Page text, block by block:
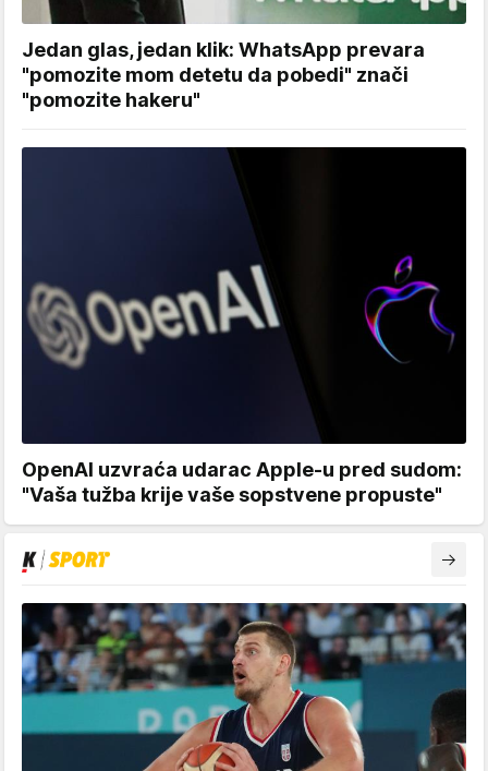
Jedan glas, jedan klik: WhatsApp prevara
"pomozite mom detetu da pobedi" znači
"pomozite hakeru"
OpenAI uzvraća udarac Apple-u pred sudom:
"Vaša tužba krije vaše sopstvene propuste"